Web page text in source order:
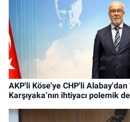
AKP'li Köse'ye CHP'li Alabay'dan
Karşıyaka’nın ihtiyacı polemik